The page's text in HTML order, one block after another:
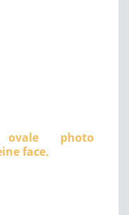
ovale photo
face.